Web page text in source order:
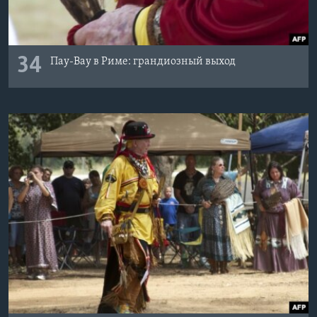
34 Пау-Вау в Риме: грандиозный выход